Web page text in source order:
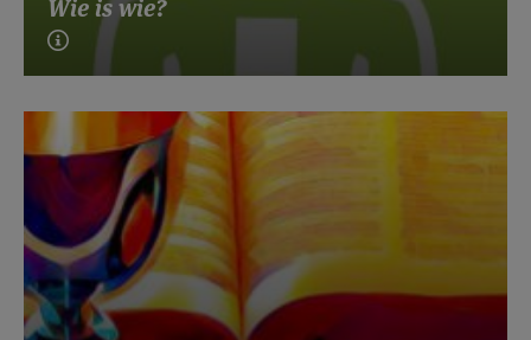
Wie is wie?